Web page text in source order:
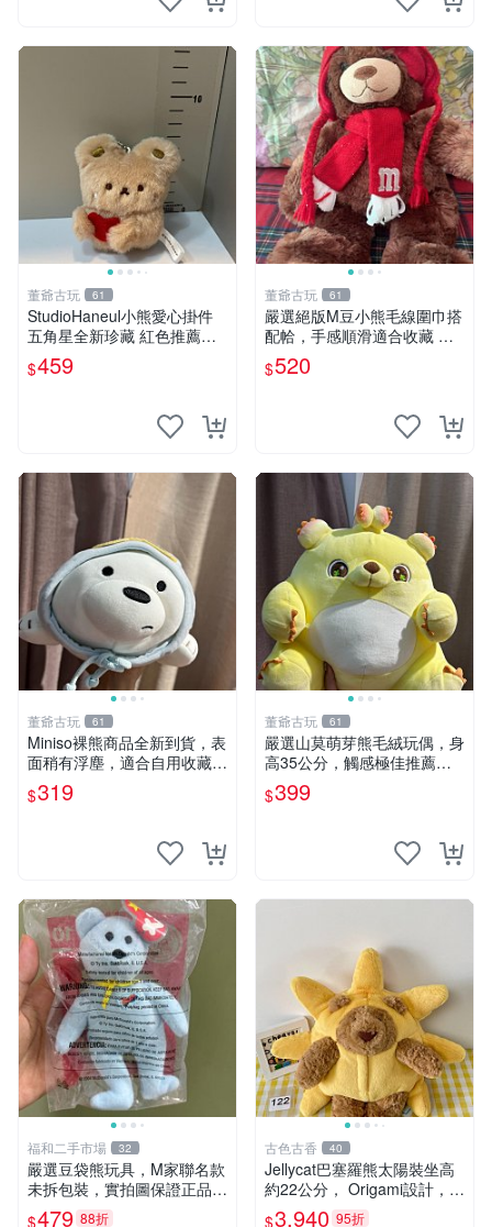
董爺古玩 61
StudioHaneul小熊愛心掛件
五角星全新珍藏 紅色推薦收
藏 玩具掛飾 掛件 新品
$459
董爺古玩 61
嚴選絕版M豆小熊毛線圍巾搭
配帢，手感順滑適合收藏 絕
版M豆小熊、圍巾、毛線帢
經典好搭
$520
董爺古玩 61
Miniso裸熊商品全新到貨，表
面稍有浮塵，適合自用收藏嚴
選款。 裸熊 商品 裸熊玩偶
$319
董爺古玩 61
嚴選山莫萌芽熊毛絨玩偶，身
高35公分，觸感極佳推薦收
藏 萌芽熊 毛絨玩偶 串珠玩偶
$399
福和二手市場 32
嚴選豆袋熊玩具，M家聯名款
未拆包裝，實拍圖保證正品
豆袋玩具 嚴選 M家 豆袋熊
$479 88折
古色古香 40
Jellycat巴塞羅熊太陽裝坐高
約22公分， Origami設計，來
自越南。嚴選 Recommendat
$3,940 95折